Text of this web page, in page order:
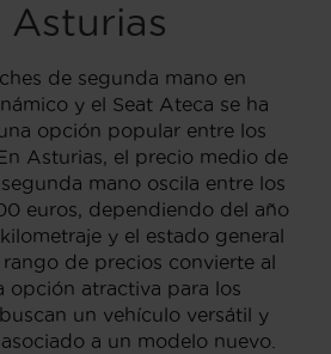
Asturias
de segunda mano en
y el Seat Ateca se ha
opción popular entre los
Asturias, el precio medio de
mano oscila entre los
euros, dependiendo del año
y el estado general
de precios convierte al
opción atractiva para los
un vehículo versátil y
a un modelo nuevo.